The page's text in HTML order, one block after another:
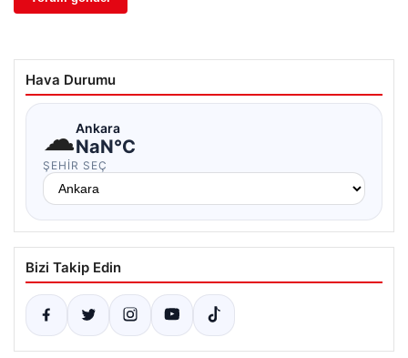
Hava Durumu
☁Ankara
NaN°C
ŞEHIR SEÇ
Bizi Takip Edin